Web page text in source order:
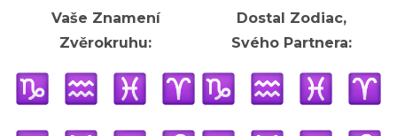
Vaše Znamení
Zvěrokruhu:
Dostal Zodiac,
Svého Partnera: